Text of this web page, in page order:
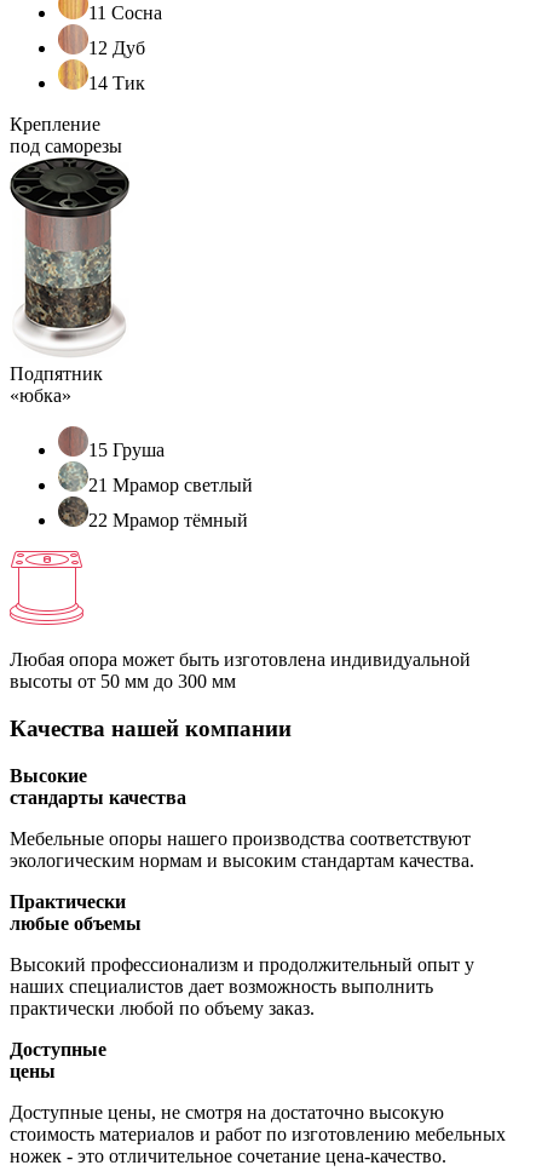
11 Сосна
12 Дуб
14 Тик
Крепление
под саморезы
Подпятник
«юбка»
15 Груша
21 Мрамор светлый
22 Мрамор тёмный
Любая опора может быть изготовлена индивидуальной
высоты от 50 мм до 300 мм
Качества нашей компании
Высокие
стандарты качества
Мебельные опоры нашего производства соответствуют
экологическим нормам и высоким стандартам качества.
Практически
любые объемы
Высокий профессионализм и продолжительный опыт у
наших специалистов дает возможность выполнить
практически любой по объему заказ.
Доступные
цены
Доступные цены, не смотря на достаточно высокую
стоимость материалов и работ по изготовлению мебельных
ножек - это отличительное сочетание цена-качество.